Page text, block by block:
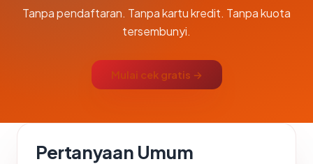
Tanpa pendaftaran. Tanpa kartu kredit. Tanpa kuota
tersembunyi.
Mulai cek gratis →
Pertanyaan Umum